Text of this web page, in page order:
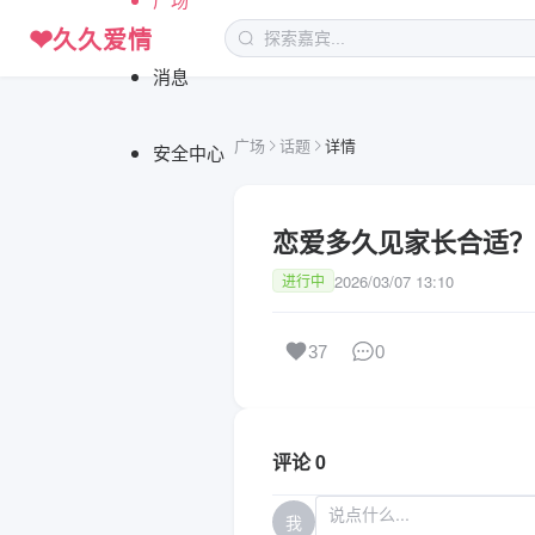
❤久久爱情
消息
安全中心 广场 话题 详情
恋爱多久见家长合适？
进行中 2026/03/07 13:10
37 0
评论 0
我